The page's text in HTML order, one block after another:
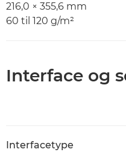
216,0 × 355,6 mm
60 til 120 g/m²
Interface og
Interfacetype